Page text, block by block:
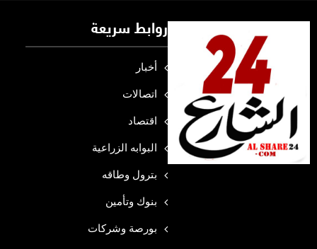
روابط سريعة
أخبار
اتصالات
اقتصاد
البوابه الزراعية
بترول وطاقه
بنوك وتأمين
بورصة وشركات